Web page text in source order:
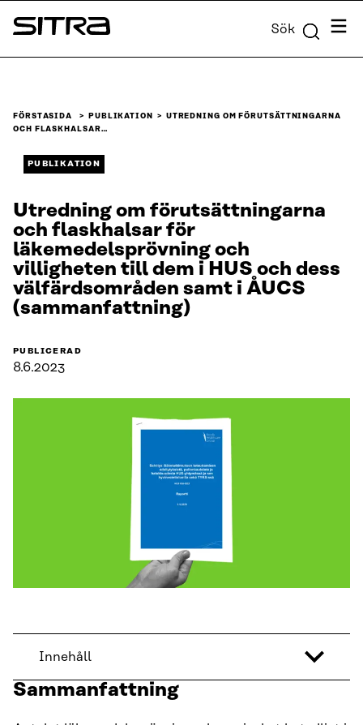
Skip to
content
Sitra Sök Meny
FÖRSTASIDA PUBLIKATION
UTREDNING OM FÖRUTSÄTTNINGARNA
OCH FLASKHALSAR…
PUBLIKATION
Utredning om förutsättningarna
och flaskhalsar för
läkemedelsprövning och
villigheten till dem i HUS och dess
välfärdsområden samt i ÅUCS
(sammanfattning)
PUBLICERAD
8.6.2023
Innehåll
Sammanfattning